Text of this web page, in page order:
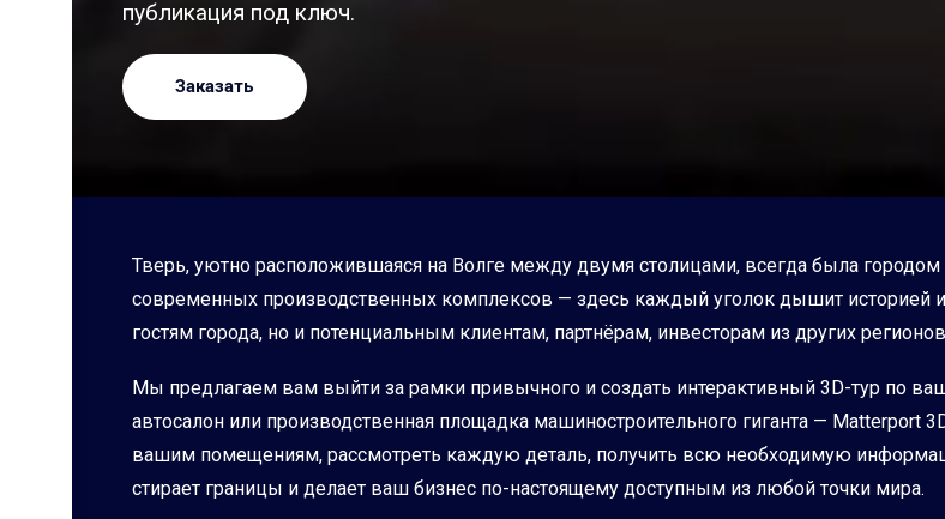
публикация под ключ.
Заказать
Тверь, уютно расположившаяся на Волге между двумя столицами, всегда была
современных производственных комплексов — здесь каждый уголок дышит историей и
гостям города, но и потенциальным клиентам, партнёрам, инвесторам из других
Мы предлагаем вам выйти за рамки привычного и создать интерактивный 3D-тур по
автосалон или производственная площадка машиностроительного гиганта — Matterport
вашим помещениям, рассмотреть каждую деталь, получить всю необходимую
стирает границы и делает ваш бизнес по-настоящему доступным из любой точки мира.